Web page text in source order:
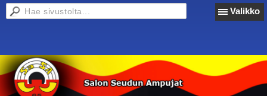
Valikko